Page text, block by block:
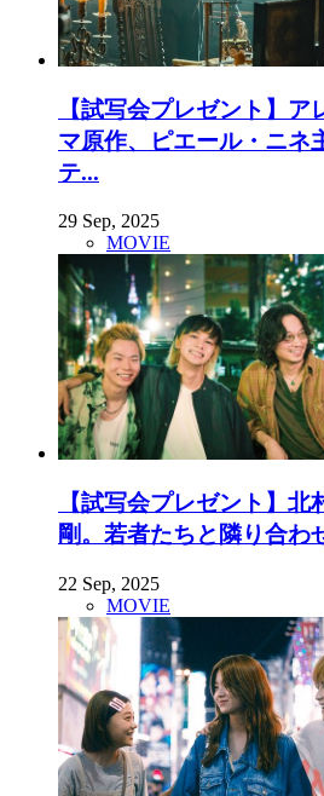
【試写会プレゼント】ア
マ原作、ピエール・ニネ
テ...
29 Sep, 2025
MOVIE
【試写会プレゼント】
剛。若者たちと隣り合わ
22 Sep, 2025
MOVIE